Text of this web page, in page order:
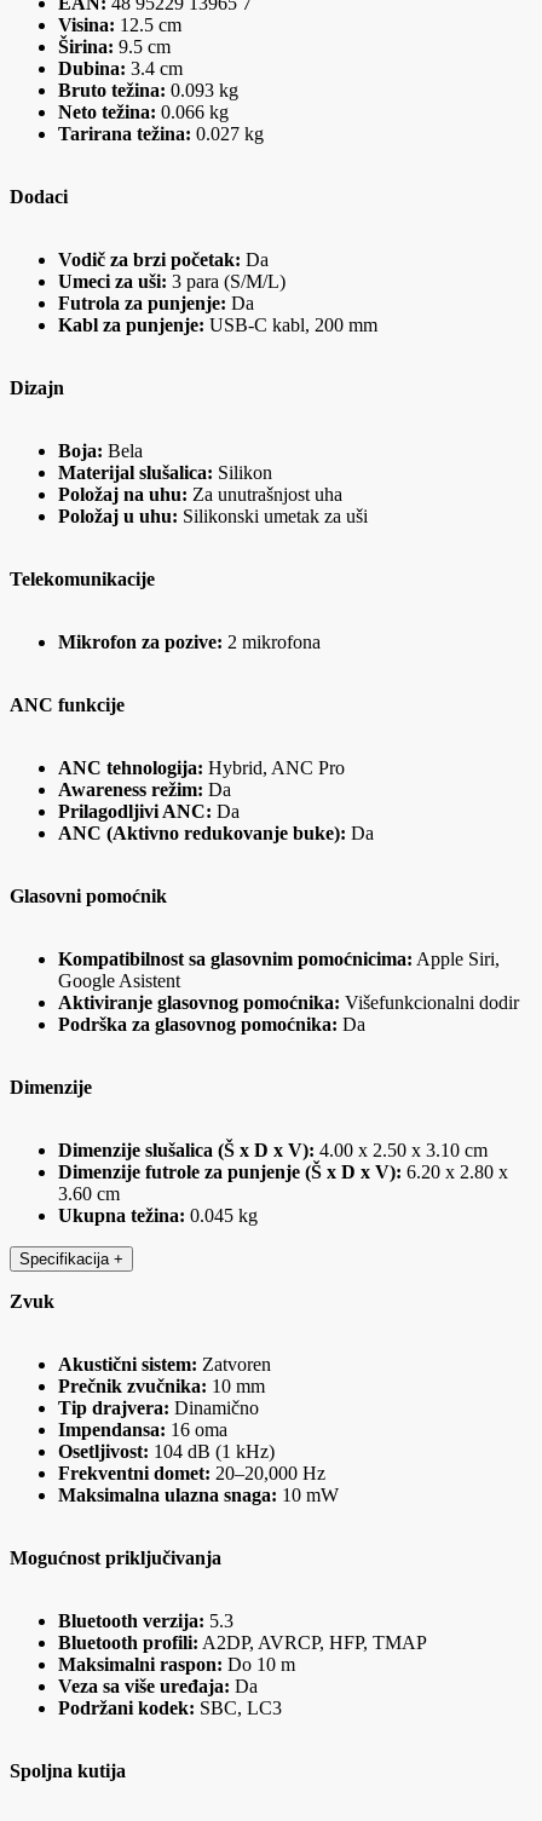
Visina: 12.5 cm
Širina: 9.5 cm
Dubina: 3.4 cm
Bruto težina: 0.093 kg
Neto težina: 0.066 kg
Tarirana težina: 0.027 kg
Dodaci
Vodič za brzi početak: Da
Umeci za uši: 3 para (S/M/L)
Futrola za punjenje: Da
Kabl za punjenje: USB-C kabl, 200 mm
Dizajn
Boja: Bela
Materijal slušalica: Silikon
Položaj na uhu: Za unutrašnjost uha
Položaj u uhu: Silikonski umetak za uši
Telekomunikacije
Mikrofon za pozive: 2 mikrofona
ANC funkcije
ANC tehnologija: Hybrid, ANC Pro
Awareness režim: Da
Prilagodljivi ANC: Da
ANC (Aktivno redukovanje buke): Da
Glasovni pomoćnik
Kompatibilnost sa glasovnim pomoćnicima: Apple Siri,
Google Asistent
Aktiviranje glasovnog pomoćnika: Višefunkcionalni dodir
Podrška za glasovnog pomoćnika: Da
Dimenzije
Dimenzije slušalica (Š x D x V): 4.00 x 2.50 x 3.10 cm
Dimenzije futrole za punjenje (Š x D x V): 6.20 x 2.80 x
3.60 cm
Ukupna težina: 0.045 kg
Specifikacija +
Zvuk
Akustični sistem: Zatvoren
Prečnik zvučnika: 10 mm
Tip drajvera: Dinamično
Impendansa: 16 oma
Osetljivost: 104 dB (1 kHz)
Frekventni domet: 20–20,000 Hz
Maksimalna ulazna snaga: 10 mW
Mogućnost priključivanja
Bluetooth verzija: 5.3
Bluetooth profili: A2DP, AVRCP, HFP, TMAP
Maksimalni raspon: Do 10 m
Veza sa više uređaja: Da
Podržani kodek: SBC, LC3
Spoljna kutija